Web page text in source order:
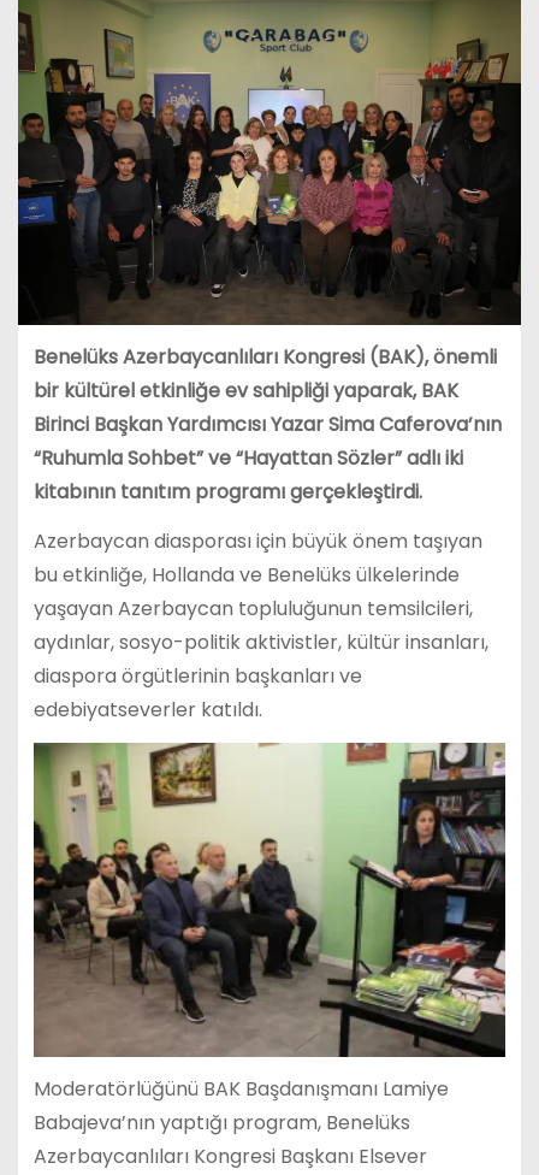
Benelüks Azerbaycanlıları Kongresi (BAK), önemli
bir kültürel etkinliğe ev sahipliği yaparak, BAK
Birinci Başkan Yardımcısı Yazar Sima Caferova’nın
“Ruhumla Sohbet” ve “Hayattan Sözler” adlı iki
kitabının tanıtım programı gerçekleştirdi.
Azerbaycan diasporası için büyük önem taşıyan
bu etkinliğe, Hollanda ve Benelüks ülkelerinde
yaşayan Azerbaycan topluluğunun temsilcileri,
aydınlar, sosyo-politik aktivistler, kültür insanları,
diaspora örgütlerinin başkanları ve
edebiyatseverler katıldı.
Moderatörlüğünü BAK Başdanışmanı Lamiye
Babajeva’nın yaptığı program, Benelüks
Azerbaycanlıları Kongresi Başkanı Elsever